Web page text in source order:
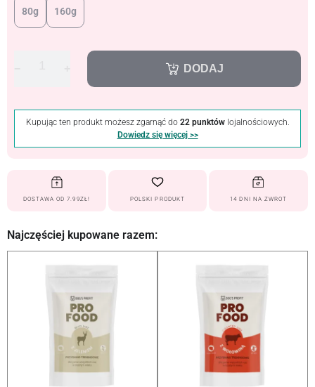
80g 160g
DODAJ
Kupując ten produkt możesz zgarnąć do 22 punktówlojalnościowych.
Dowiedz się więcej >>
DOSTAWA OD 7.99ZŁ! POLSKI PRODUKT 14 DNI NA ZWROT
Najczęściej kupowane razem: